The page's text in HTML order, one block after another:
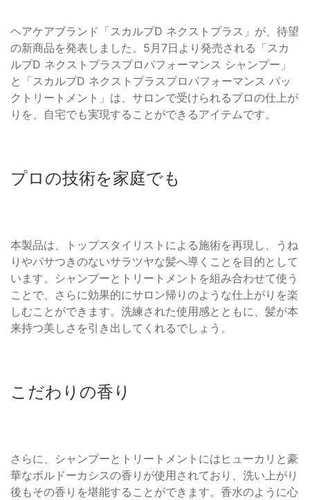
ヘアケアブランド「スカルプD ネクストプラス」が、待望
の新商品を発表しました。5月7日より発売される「スカ
ルプD ネクストプラスプロパフォーマンス シャンプー」
と「スカルプD ネクストプラスプロパフォーマンス パッ
クトリートメント」は、サロンで受けられるプロの仕上が
りを、自宅でも実現することができるアイテムです。
プロの技術を家庭でも
本製品は、トップスタイリストによる施術を再現し、うね
りやパサつきのないサラツヤな髪へ導くことを目的として
います。シャンプーとトリートメントを組み合わせて使う
ことで、さらに効果的にサロン帰りのような仕上がりを楽
しむことができます。洗練された使用感とともに、髪が本
来持つ美しさを引き出してくれるでしょう。
こだわりの香り
さらに、シャンプーとトリートメントにはヒューカリと豪
華なボルドーカシスの香りが使用されており、洗い上がり
後もその香りを堪能することができます。香水のように心